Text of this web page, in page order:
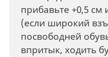
прибавьте +0,5 см
(если широкий
посвободней
впритык, ходить